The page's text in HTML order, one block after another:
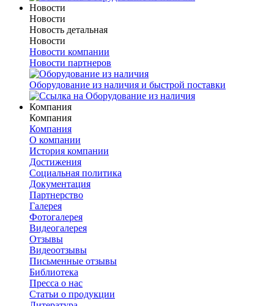
Новости
Новости
Новость детальная
Новости
Новости компании
Новости партнеров
Оборудование из наличия и быстрой поставки
Компания
Компания
Компания
О компании
История компании
Достижения
Социальная политика
Документация
Партнерство
Галерея
Фотогалерея
Видеогалерея
Отзывы
Видеоотзывы
Письменные отзывы
Библиотека
Пресса о нас
Статьи о продукции